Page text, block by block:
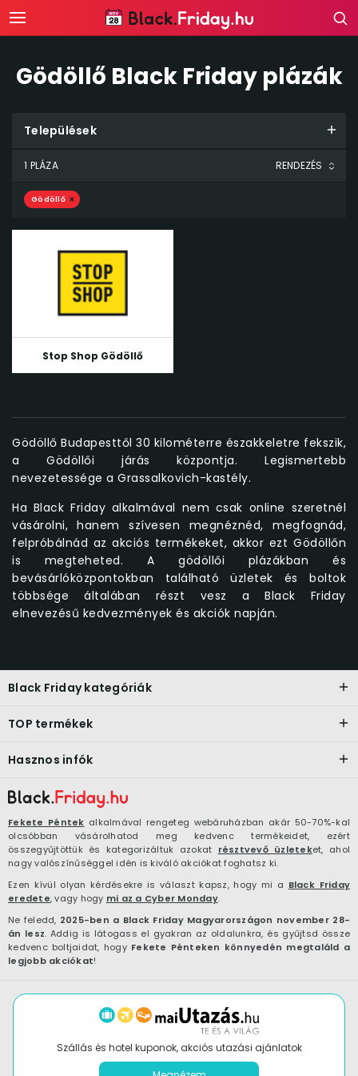
Gödöllő Black Friday plázák
Települések
1 PLÁZA
Gödöllő
Stop Shop Gödöllő
Gödöllő Budapesttől 30 kilométerre északkeletre fekszik,
a Gödöllői járás központja. Legismertebb
nevezetessége a Grassalkovich-kastély.
Ha Black Friday alkalmával nem csak online szeretnél
vásárolni, hanem szívesen megnéznéd, megfognád,
felpróbálnád az akciós termékeket, akkor ezt Gödöllőn
is megteheted. A gödöllői plázákban és
bevásárlóközpontokban található üzletek és boltok
többsége általában részt vesz a Black Friday
elnevezésű kedvezmények és akciók napján.
Fekete Péntek alkalmával rengeteg webáruházban akár 50-70%-kal
olcsóbban vásárolhatod meg kedvenc termékeidet, ezért
összegyűjtöttük és kategorizáltuk azokat résztvevő üzleteket, ahol
nagy valószínűséggel idén is kiváló akciókat foghatsz ki.
Ezen kívül olyan kérdésekre is választ kapsz, hogy mi a Black Friday
eredete, vagy hogy mi az a Cyber Monday.
Ne feledd, 2025-ben a Black Friday Magyarországon november 28-
án lesz. Addig is látogass el gyakran az oldalunkra, és gyűjtsd össze
kedvenc boltjaidat, hogy Fekete Pénteken könnyedén megtaláld a
legjobb akciókat!
Black Friday kategóriák
TOP termékek
Hasznos infók
Szállás és hotel kuponok, akciós utazási ajánlatok